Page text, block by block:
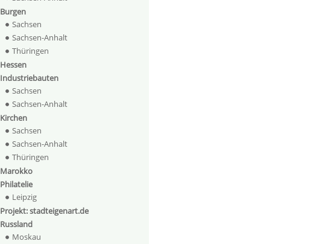
Burgen
Sachsen
Sachsen-Anhalt
Thüringen
Hessen
Industriebauten
Sachsen
Sachsen-Anhalt
Kirchen
Sachsen
Sachsen-Anhalt
Thüringen
Marokko
Philatelie
Leipzig
Projekt: stadteigenart.de
Russland
Moskau